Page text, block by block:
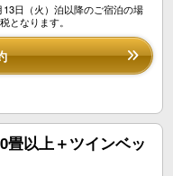
日（火）泊以降のご宿泊の場
となります。
畳以上＋ツインベッ